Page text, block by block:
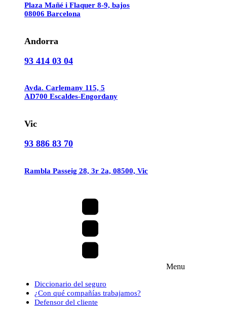
Plaza Mañé i Flaquer 8-9, bajos
08006 Barcelona
Andorra
93 414 03 04
Avda. Carlemany 115, 5
AD700 Escaldes-Engordany
Vic
93 886 83 70
Rambla Passeig 28, 3r 2a, 08500, Vic
Menu
Diccionario del seguro
¿Con qué compañías trabajamos?
Defensor del cliente